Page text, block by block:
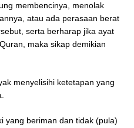
membencinya, menolak
atau ada perasaan berat
serta berharap jika ayat
maka sikap demikian
menyelisihi ketetapan yang
yang beriman dan tidak (pula)